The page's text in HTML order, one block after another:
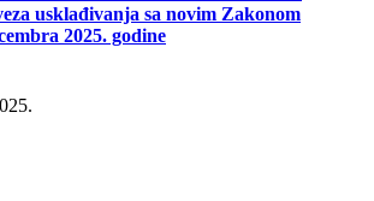
usklađivanja sa novim Zakonom
2025. godine